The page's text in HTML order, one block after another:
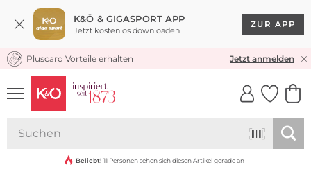
K&Ö & GIGASPORT APP
Jetzt kostenlos downloaden
ZUR APP
KOSTENLOSER VERSAND* & RÜCKVERSAND
Pluscard Vorteile erhalten Jetzt anmelden
UNSERE APP
CLICK &
Beliebt! 11 Personen sehen sich diesen Artikel gerade an